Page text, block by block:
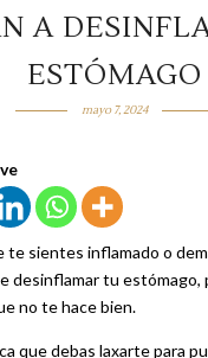
A
ESTÓMAGO
mayo 7, 2024
te sientes inflamado o
desinflamar tu estómago,
no te hace bien.
que debas laxarte para